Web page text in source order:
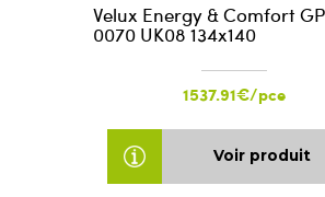
Velux Energy & Comfort
0070 UK08 134x140
1537.91€/pce
Voir produit